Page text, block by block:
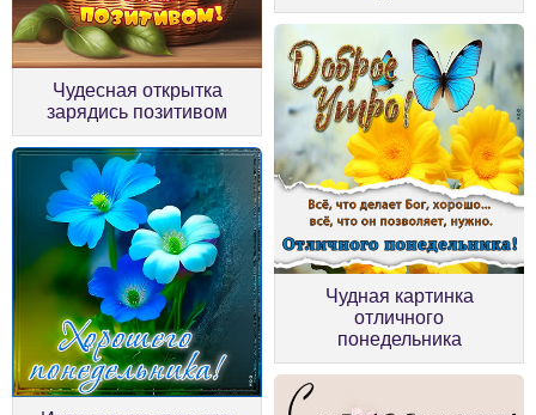
Чудесная открытка
зарядись позитивом
Чудная картинка
отличного
понедельника